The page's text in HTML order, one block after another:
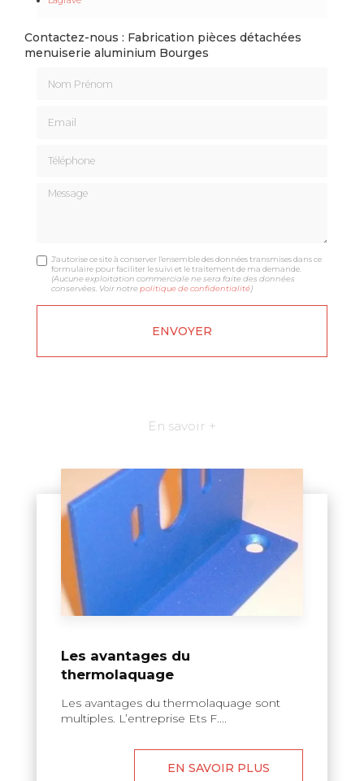
Contactez-nous : Fabrication pièces détachées
menuiserie aluminium Bourges
Message
J'autorise ce site à conserver l'ensemble des données transmises dans ce
formulaire pour faciliter le suivi et le traitement de ma demande.
(Aucune exploitation commerciale ne sera faite des données
conservées. Voir notrepolitique de confidentialité)
En savoir +
Les avantages du
thermolaquage
Les avantages du thermolaquage sont
multiples. L’entreprise Ets F....
EN SAVOIR PLUS